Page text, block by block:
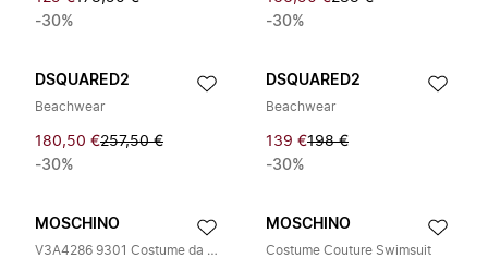
-30%
-30%
DSQUARED2
Beachwear
180,50 €257,50 €
-30%
DSQUARED2
Beachwear
139 €198 €
-30%
MOSCHINO
V3A4286 9301 Costume da bagno
MOSCHINO
Costume Couture Swimsuit